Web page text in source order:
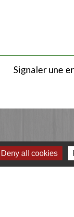
Signaler une
Deny all cookies